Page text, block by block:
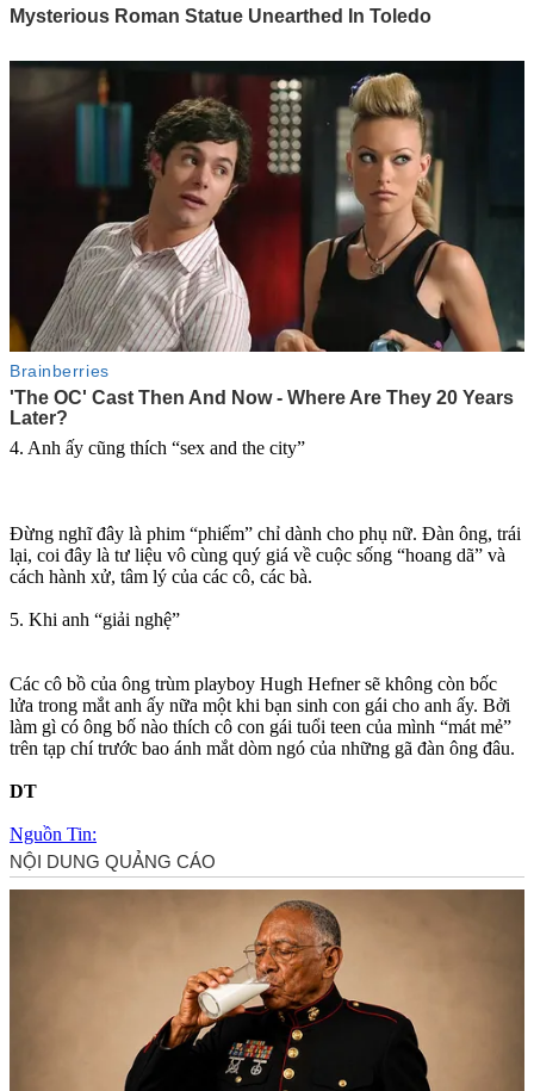
4. Anh ấy cũng thích “se‌ּx and the city”
Đừng nghĩ đây là phim “phiếm” chỉ dành cho phụ nữ. Đàn ông, trái
lại, coi đây là tư liệu vô cùng quý giá về cuộc sống “hoang dã” và
cách hành xử, tâm lý của các cô, các bà.
5. Khi anh “giải nghệ”
Các cô bồ của ông trùm pla‌ּyboy Hugh Hefner sẽ không còn bốc
lửa trong mắt anh ấy nữa một khi bạn sinh con gái cho anh ấy. Bởi
làm gì có ông bố nào thích cô con gái tuổi teen của mình “mát mẻ”
trên tạp chí trước bao ánh mắt dòm ngó của những gã đàn ông đâu.
DT
Nguồn Tin: